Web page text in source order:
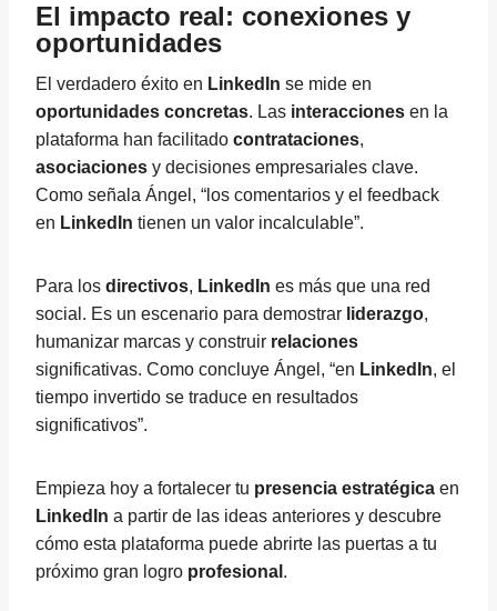
El impacto real: conexiones y
oportunidades
El verdadero éxito en LinkedIn se mide en
oportunidades concretas. Las interacciones en la
plataforma han facilitado contrataciones,
asociaciones y decisiones empresariales clave.
Como señala Ángel, “los comentarios y el feedback
en LinkedIn tienen un valor incalculable”.
Para los directivos, LinkedIn es más que una red
social. Es un escenario para demostrar liderazgo,
humanizar marcas y construir relaciones
significativas. Como concluye Ángel, “en LinkedIn, el
tiempo invertido se traduce en resultados
significativos”.
Empieza hoy a fortalecer tu presencia estratégica en
LinkedIn a partir de las ideas anteriores y descubre
cómo esta plataforma puede abrirte las puertas a tu
próximo gran logro profesional .